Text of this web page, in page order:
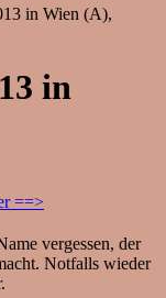
in Wien (A),
in
==>
vergessen, der
Notfalls wieder